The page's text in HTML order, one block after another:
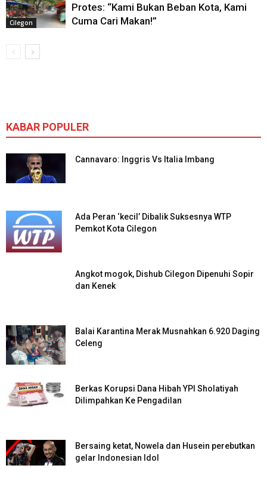
Cilegon
Protes: “Kami Bukan Beban Kota, Kami
Cuma Cari Makan!”
KABAR POPULER
Cannavaro: Inggris Vs Italia Imbang
Ada Peran ‘kecil’ Dibalik Suksesnya WTP
Pemkot Kota Cilegon
Angkot mogok, Dishub Cilegon Dipenuhi Sopir
dan Kenek
Balai Karantina Merak Musnahkan 6.920 Daging
Celeng
Berkas Korupsi Dana Hibah YPI Sholatiyah
Dilimpahkan Ke Pengadilan
Bersaing ketat, Nowela dan Husein perebutkan
gelar Indonesian Idol